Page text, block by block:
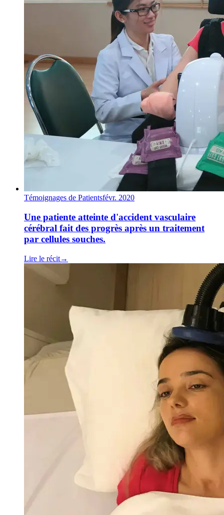
Témoignages de Patientsfévr. 2020
Une patiente atteinte d'accident vasculaire
cérébral fait des progrès après un traitement
par cellules souches.
Lire le récit→